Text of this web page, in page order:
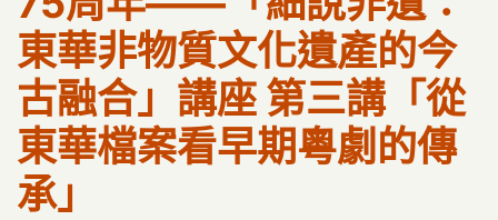
東華非物質文化遺產的今
古融合」講座 第三講「從
東華檔案看早期粵劇的傳
承」